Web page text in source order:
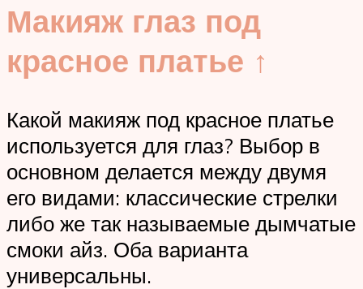
Макияж глаз под
красное платье ↑
Какой макияж под красное платье
используется для глаз? Выбор в
основном делается между двумя
его видами: классические стрелки
либо же так называемые дымчатые
смоки айз. Оба варианта
универсальны.